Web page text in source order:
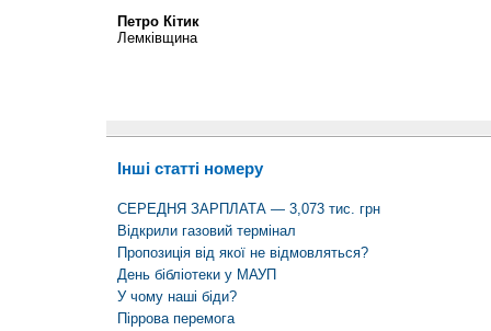
Петро Кітик
Лемківщина
Інші статті номеру
СЕРЕДНЯ ЗАРПЛАТА — 3,073 тис. грн
Відкрили газовий термінал
Пропозиція від якої не відмовляться?
День бібліотеки у МАУП
У чому наші біди?
Піррова перемога